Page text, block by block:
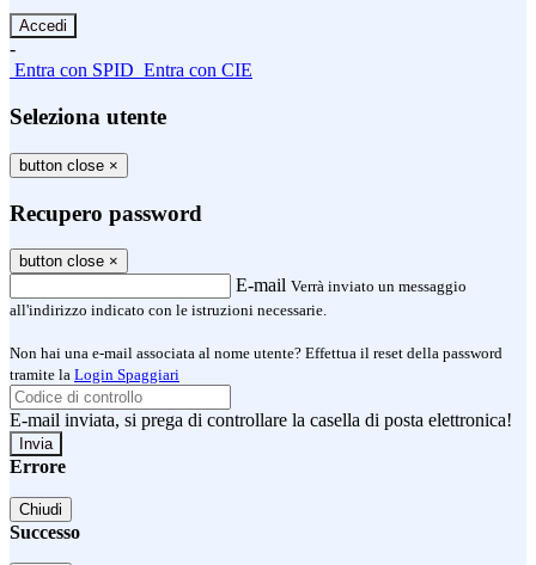
-
Entra con SPID Entra con CIE
Seleziona utente
button close ×
Recupero password
button close ×
E-mail Verrà inviato un messaggio
all'indirizzo indicato con le istruzioni necessarie.
Non hai una e-mail associata al nome utente? Effettua il reset della password
tramite la Login Spaggiari
E-mail inviata, si prega di controllare la casella di posta elettronica!
Errore
Chiudi
Successo